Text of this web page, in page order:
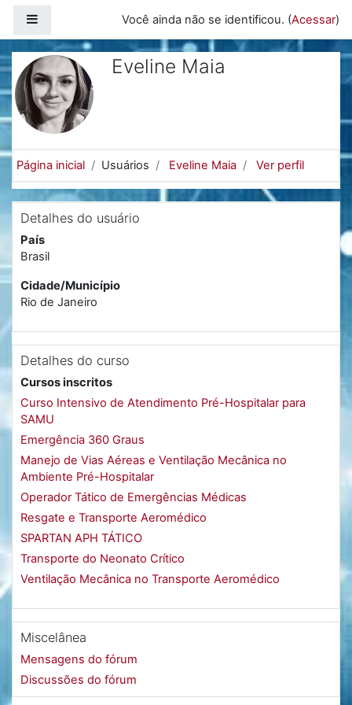
Você ainda não se identificou. (Acessar)
Eveline Maia
Página inicial Usuários Eveline Maia Ver perfil
Detalhes do usuário
País
Brasil
Cidade/Município
Rio de Janeiro
Detalhes do curso
Cursos inscritos
Curso Intensivo de Atendimento Pré-Hospitalar para
SAMU
Emergência 360 Graus
Manejo de Vias Aéreas e Ventilação Mecânica no
Ambiente Pré-Hospitalar
Operador Tático de Emergências Médicas
Resgate e Transporte Aeromédico
SPARTAN APH TÁTICO
Transporte do Neonato Crítico
Ventilação Mecânica no Transporte Aeromédico
Miscelânea
Mensagens do fórum
Discussões do fórum